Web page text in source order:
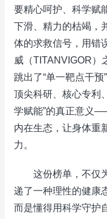
要精心呵护、科学赋
下滑、精力的枯竭，
体的求救信号，用错
威（TITANVIGOR）
跳出了“单一靶点干
顶尖科研、核心专利
学赋能”的真正意义
内在生态，让身体重
力。
这份榜单，不仅为
递了一种理性的健康
而是懂得用科学守护